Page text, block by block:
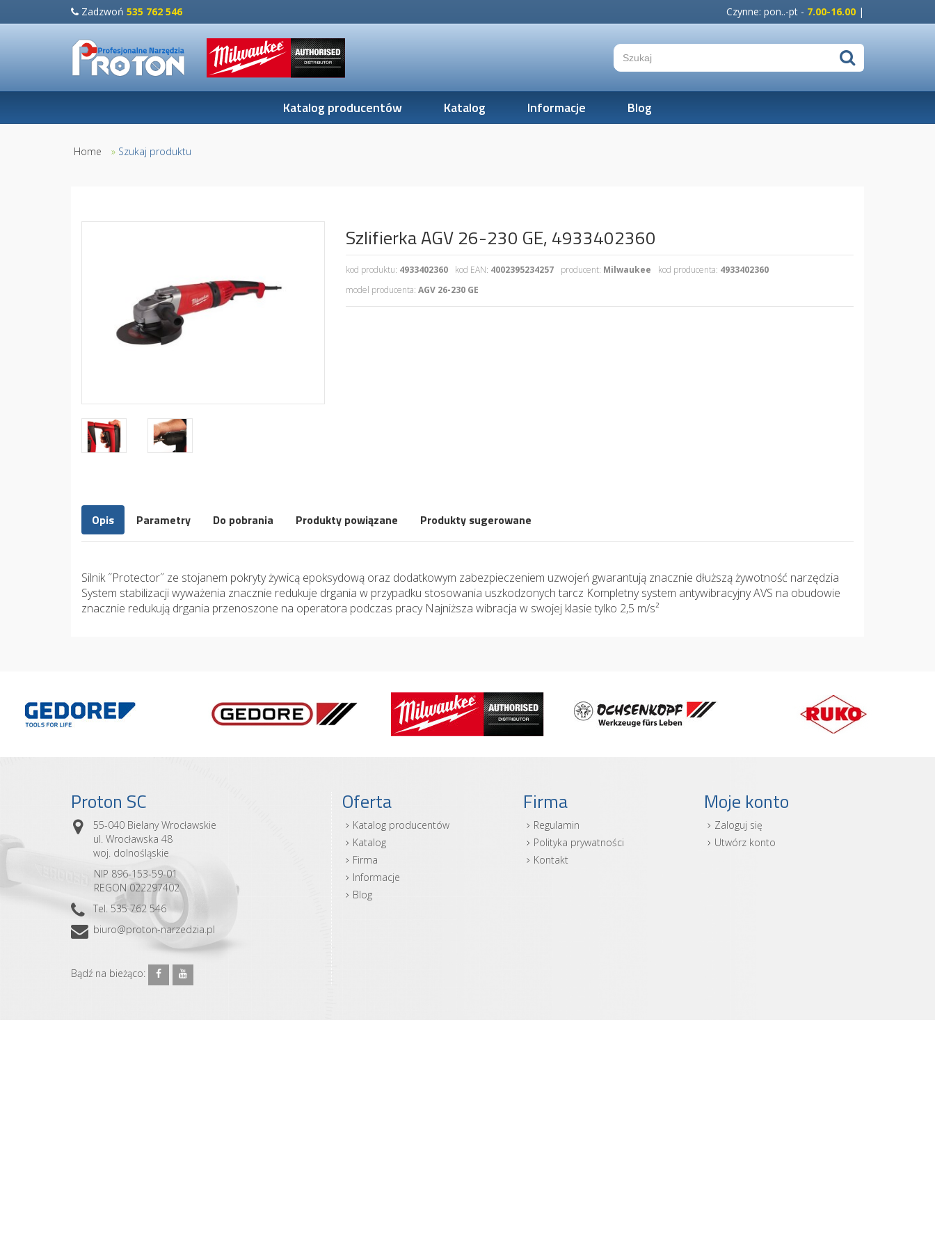
Zadzwoń 535 762 546 Czynne: pon..-pt - 7.00-16.00 |
Katalog producentów Katalog Informacje Blog
Home » Szukaj produktu
Szlifierka AGV 26-230 GE, 4933402360
kod produktu: 4933402360 kod EAN: 4002395234257 producent: Milwaukee kod producenta: 4933402360
model producenta: AGV 26-230 GE
Opis Parametry Do pobrania Produkty powiązane Produkty sugerowane
Silnik ˝Protector˝ ze stojanem pokryty żywicą epoksydową oraz dodatkowym zabezpieczeniem uzwojeń gwarantują znacznie dłuższą żywotność narzędzia
System stabilizacji wyważenia znacznie redukuje drgania w przypadku stosowania uszkodzonych tarcz Kompletny system antywibracyjny AVS na obudowie
znacznie redukują drgania przenoszone na operatora podczas pracy Najniższa wibracja w swojej klasie tylko 2,5 m/s²
Proton SC
55-040 Bielany Wrocławskie
ul. Wrocławska 48
woj. dolnośląskie
NIP 896-153-59-01
REGON 022297402
Tel. 535 762 546
biuro@proton-narzedzia.pl
Bądź na bieżąco:
Oferta
Katalog producentów
Katalog
Firma
Informacje
Blog
Firma
Regulamin
Polityka prywatności
Kontakt
Moje konto
Zaloguj się
Utwórz konto